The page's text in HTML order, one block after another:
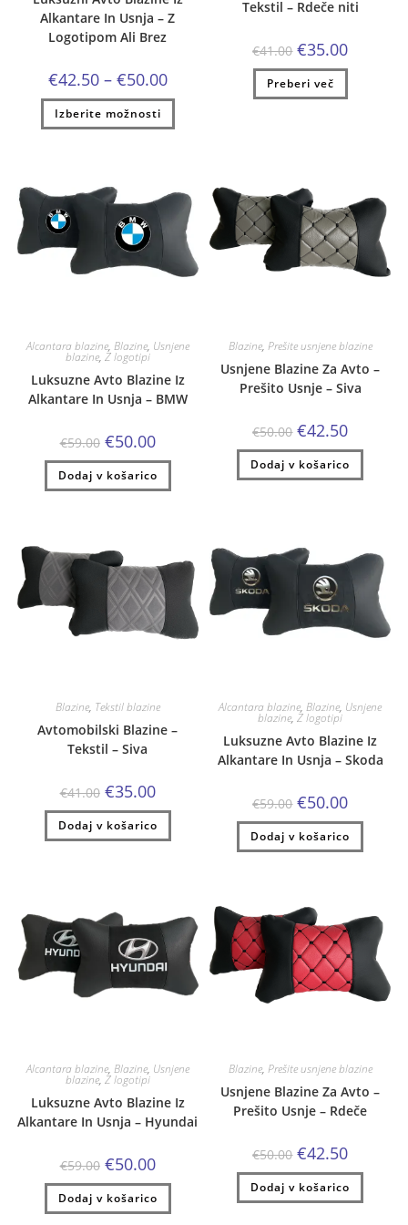
Alkantare In Usnja – Z
Logotipom Ali Brez
€42.50 – €50.00Cenovni
razpon:
od
do
Izberite možnosti
Ta
ima
izberete
strani
izdelka
Tekstil – Rdeče niti
€41.00 Izvirna
cena
je
bila:
€41.00.
€35.00Trenutna
je:
Preberi več
Alcantara blazine, Blazine, Usnjene
blazine, Z logotipi
Luksuzne Avto Blazine Iz
Alkantare In Usnja – BMW
€59.00 Izvirna
cena
je
bila:
€59.00.
€50.00Trenutna
cena
je:
€50.00.
Dodaj v košarico
Blazine, Prešite usnjene blazine
Usnjene Blazine Za Avto –
Prešito Usnje – Siva
€50.00 Izvirna
cena
je
bila:
€50.00.
€42.50Trenutna
je:
€42.50.
Dodaj v košarico
Blazine, Tekstil blazine
Avtomobilski Blazine –
Tekstil – Siva
€41.00 Izvirna
cena
je
bila:
€41.00.
€35.00Trenutna
cena
je:
€35.00.
Dodaj v košarico
Alcantara blazine,Blazine, Usnjene
blazine,Z logotipi
Luksuzne Avto Blazine Iz
Alkantare In Usnja – Skoda
€59.00 Izvirna
cena
je
bila:
€59.00.
€50.00Trenutna
je:
€50.00.
Dodaj v košarico
Alcantara blazine, Blazine, Usnjene
blazine, Z logotipi
Luksuzne Avto Blazine Iz
Alkantare In Usnja – Hyundai
€59.00 Izvirna
cena
je
bila:
€59.00.
€50.00Trenutna
cena
je:
€50.00.
Dodaj v košarico
Blazine, Prešite usnjene blazine
Usnjene Blazine Za Avto –
Prešito Usnje – Rdeče
€50.00 Izvirna
cena
je
bila:
€50.00.
€42.50Trenutna
je:
€42.50.
Dodaj v košarico